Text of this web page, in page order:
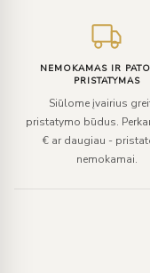
NEMOKAMAS IR
PRISTATYMAS
Siūlome įvairius
pristatymo būdus.
€ ar daugiau -
nemokamai.